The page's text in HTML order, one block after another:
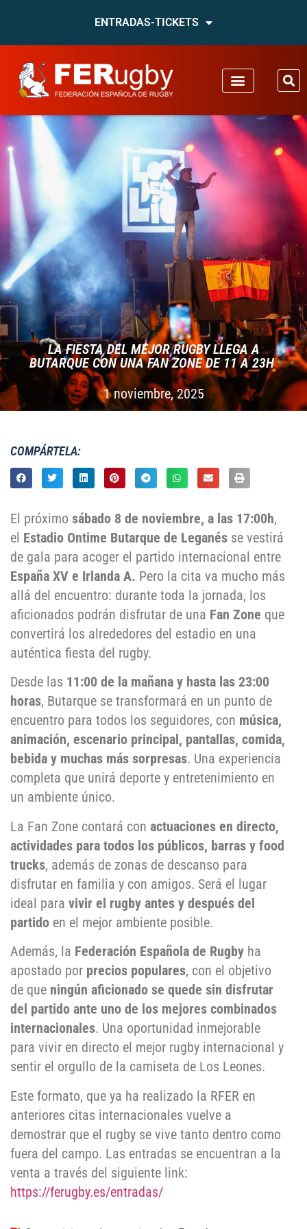
ENTRADAS-TICKETS
LA FIESTA DEL MEJOR RUGBY LLEGA A
BUTARQUE CON UNA FAN ZONE DE 11 A 23H
1 noviembre, 2025
COMPÁRTELA:
El próximo sábado 8 de noviembre, a las 17:00h,
el Estadio Ontime Butarque de Leganés se vestirá
de gala para acoger el partido internacional entre
España XV e Irlanda A. Pero la cita va mucho más
allá del encuentro: durante toda la jornada, los
aficionados podrán disfrutar de una Fan Zone que
convertirá los alrededores del estadio en una
auténtica fiesta del rugby.
Desde las 11:00 de la mañana y hasta las 23:00
horas, Butarque se transformará en un punto de
encuentro para todos los seguidores, con música,
animación, escenario principal, pantallas, comida,
bebida y muchas más sorpresas. Una experiencia
completa que unirá deporte y entretenimiento en
un ambiente único.
La Fan Zone contará con actuaciones en directo,
actividades para todos los públicos, barras y food
trucks, además de zonas de descanso para
disfrutar en familia y con amigos. Será el lugar
ideal para vivir el rugby antes y después del
partido en el mejor ambiente posible.
Además, la Federación Española de Rugby ha
apostado por precios populares, con el objetivo
de que ningún aficionado se quede sin disfrutar
del partido ante uno de los mejores combinados
internacionales. Una oportunidad inmejorable
para vivir en directo el mejor rugby internacional y
sentir el orgullo de la camiseta de Los Leones.
Este formato, que ya ha realizado la RFER en
anteriores citas internacionales vuelve a
demostrar que el rugby se vive tanto dentro como
fuera del campo. Las entradas se encuentran a la
venta a través del siguiente link:
https://ferugby.es/entradas/